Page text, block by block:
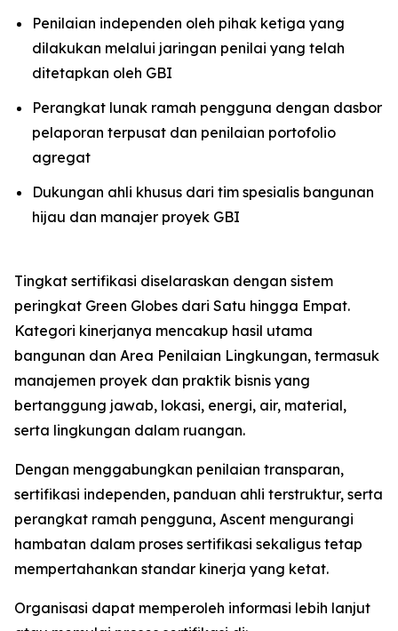
Penilaian independen oleh pihak ketiga yang
dilakukan melalui jaringan penilai yang telah
ditetapkan oleh GBI
Perangkat lunak ramah pengguna dengan dasbor
pelaporan terpusat dan penilaian portofolio
agregat
Dukungan ahli khusus dari tim spesialis bangunan
hijau dan manajer proyek GBI
Tingkat sertifikasi diselaraskan dengan sistem
peringkat Green Globes dari Satu hingga Empat.
Kategori kinerjanya mencakup hasil utama
bangunan dan Area Penilaian Lingkungan, termasuk
manajemen proyek dan praktik bisnis yang
bertanggung jawab, lokasi, energi, air, material,
serta lingkungan dalam ruangan.
Dengan menggabungkan penilaian transparan,
sertifikasi independen, panduan ahli terstruktur, serta
perangkat ramah pengguna, Ascent mengurangi
hambatan dalam proses sertifikasi sekaligus tetap
mempertahankan standar kinerja yang ketat.
Organisasi dapat memperoleh informasi lebih lanjut